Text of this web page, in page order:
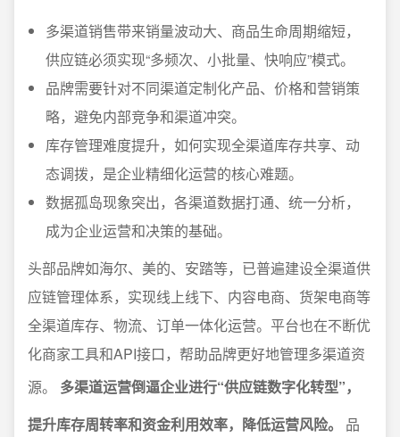
多渠道销售带来销量波动大、商品生命周期缩短，
供应链必须实现“多频次、小批量、快响应”模式。
品牌需要针对不同渠道定制化产品、价格和营销策
略，避免内部竞争和渠道冲突。
库存管理难度提升，如何实现全渠道库存共享、动
态调拨，是企业精细化运营的核心难题。
数据孤岛现象突出，各渠道数据打通、统一分析，
成为企业运营和决策的基础。
头部品牌如海尔、美的、安踏等，已普遍建设全渠道供
应链管理体系，实现线上线下、内容电商、货架电商等
全渠道库存、物流、订单一体化运营。平台也在不断优
化商家工具和API接口，帮助品牌更好地管理多渠道资
源。 多渠道运营倒逼企业进行“供应链数字化转型”，
提升库存周转率和资金利用效率，降低运营风险。
品